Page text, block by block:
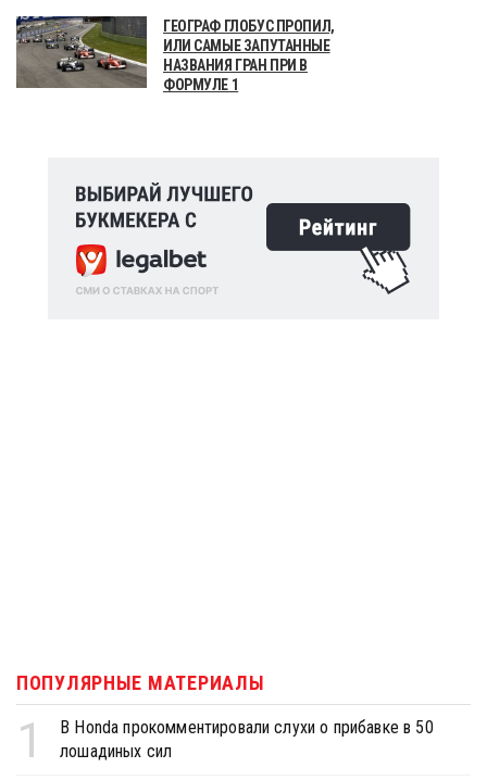
ГЕОГРАФ ГЛОБУС ПРОПИЛ,
ИЛИ САМЫЕ ЗАПУТАННЫЕ
НАЗВАНИЯ ГРАН ПРИ В
ФОРМУЛЕ 1
ПОПУЛЯРНЫЕ МАТЕРИАЛЫ
1
В Honda прокомментировали слухи о прибавке в 50
лошадиных сил